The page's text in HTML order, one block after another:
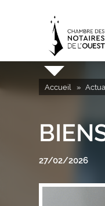
Accueil
27/02/2026